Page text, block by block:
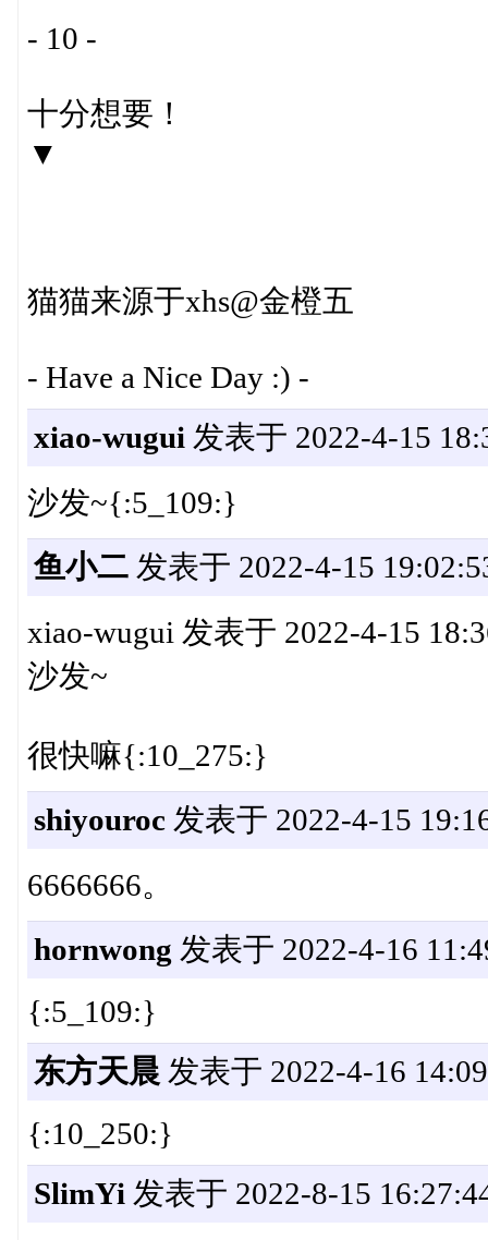
- 10 -
十分想要！
▼
猫猫来源于xhs@金橙五
- Have a Nice Day :) -
xiao-wugui 发表于 2022-4-15
沙发~{:5_109:}
鱼小二发表于 2022-4-15
xiao-wugui 发表于 2022-4-15
沙发~
很快嘛{:10_275:}
shiyouroc发表于 2022-4-15
6666666。
hornwong 发表于 2022-4-16
{:5_109:}
东方天晨 发表于 2022-4-16
{:10_250:}
SlimYi 发表于 2022-8-15